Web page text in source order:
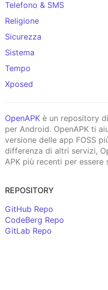
Telefono & SMS
Religione
Sicurezza
Sistema
Tempo
Xposed
OpenAPK è un repository
per Android. OpenAPK ti
versione delle app FOSS
differenza di altri servizi,
APK più recenti per essere
REPOSITORY
GitHub Repo
CodeBerg Repo
GitLab Repo